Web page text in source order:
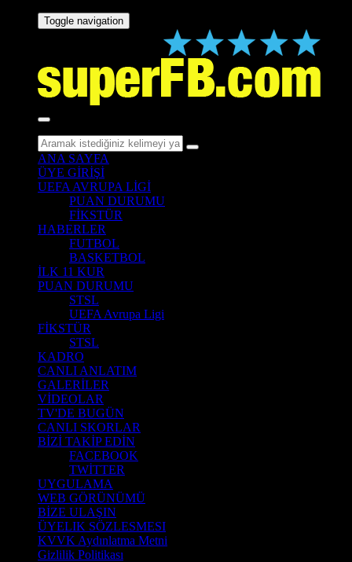
Toggle navigation
ANA SAYFA
ÜYE GİRİŞİ
UEFA AVRUPA LİGİ
PUAN DURUMU
FİKSTÜR
HABERLER
FUTBOL
BASKETBOL
İLK 11 KUR
PUAN DURUMU
STSL
UEFA Avrupa Ligi
FİKSTÜR
STSL
KADRO
CANLI ANLATIM
GALERİLER
VİDEOLAR
TV'DE BUGÜN
CANLI SKORLAR
BİZİ TAKİP EDİN
FACEBOOK
TWİTTER
UYGULAMA
WEB GÖRÜNÜMÜ
BİZE ULAŞIN
ÜYELIK SÖZLESMESI
KVVK Aydınlatma Metni
Gizlilik Politikası